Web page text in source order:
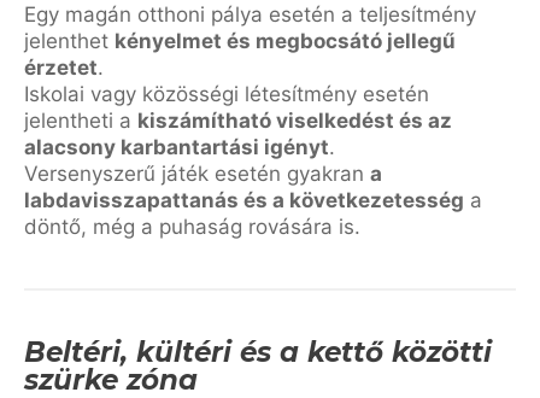
Egy magán otthoni pálya esetén a teljesítmény
jelenthet kényelmet és megbocsátó jellegű
érzetet.
Iskolai vagy közösségi létesítmény esetén
jelentheti a kiszámítható viselkedést és az
alacsony karbantartási igényt.
Versenyszerű játék esetén gyakran a
labdavisszapattanás és a következetesség a
döntő, még a puhaság rovására is.
Beltéri, kültéri és a kettő közötti
szürke zóna